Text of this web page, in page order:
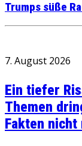
Trumps süße
7. August 2026
Ein tiefer
Themen
Fakten nicht